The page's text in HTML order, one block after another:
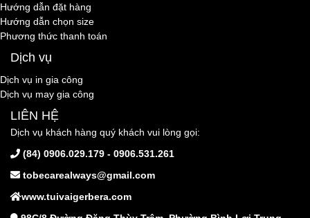
Hướng dẫn đặt hàng
Hướng dẫn chọn size
Phương thức thanh toán
Dịch vụ
Dịch vụ in gia công
Dịch vụ may gia công
LIÊN HỆ
Dịch vụ khách hàng quý khách vui lòng gọi:
(84) 0906.029.179 - 0906.531.261
tobecarealways@gmail.com
www.tuivaigerbera.com